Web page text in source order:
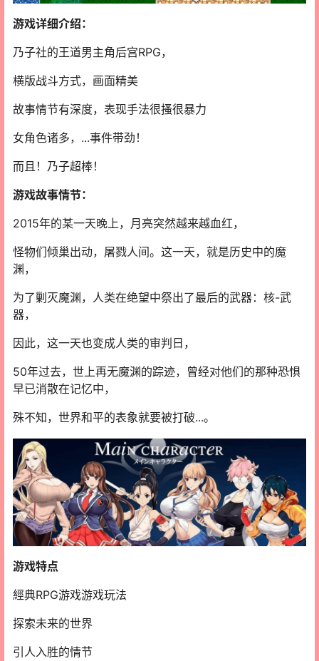
游戏详细介绍：
乃子社的王道男主角后宫RPG，
横版战斗方式，画面精美
故事情节有深度，表现手法很搔很暴力
女角色诸多，...事件带劲！
而且！乃子超棒！
游戏故事情节：
2015年的某一天晚上，月亮突然越来越血红，
怪物们倾巢出动，屠戮人间。这一天，就是历史中的魔
渊，
为了剿灭魔渊，人类在绝望中祭出了最后的武器：核-武
器，
因此，这一天也变成人类的审判日，
50年过去，世上再无魔渊的踪迹，曾经对他们的那种恐惧
早已消散在记忆中，
殊不知，世界和平的表象就要被打破...。
游戏特点
經典RPG游戏游戏玩法
探索未来的世界
引人入胜的情节